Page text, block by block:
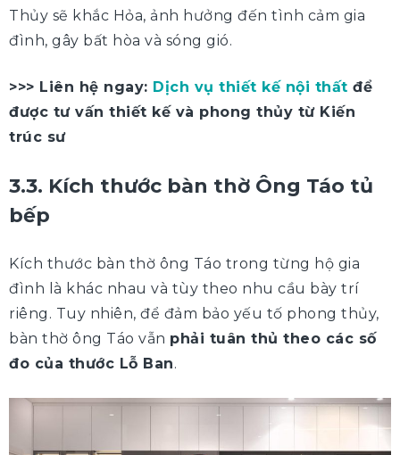
Thủy sẽ khắc Hỏa, ảnh hưởng đến tình cảm gia
đình, gây bất hòa và sóng gió.
>>> Liên hệ ngay: Dịch vụ thiết kế nội thất để
được tư vấn thiết kế và phong thủy từ Kiến
trúc sư
3.3. Kích thước bàn thờ Ông Táo tủ
bếp
Kích thước bàn thờ ông Táo trong từng hộ gia
đình là khác nhau và tùy theo nhu cầu bày trí
riêng. Tuy nhiên, để đảm bảo yếu tố phong thủy,
bàn thờ ông Táo vẫn phải tuân thủ theo các số
đo của thước Lỗ Ban.